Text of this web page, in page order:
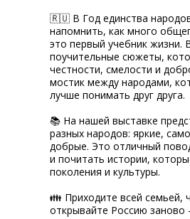
🇷🇺 В Год единства
напомнить, как много
это первый учебник жизни.
поучительные сюжеты,
честности, смелости и
мостик между народами,
лучше понимать друг друга.
📚 На нашей выставке
разных народов: яркие,
добрые. Это отличный
и почитать истории,
поколения и культуры.
👪 Приходите всей семьей,
открывайте Россию заново